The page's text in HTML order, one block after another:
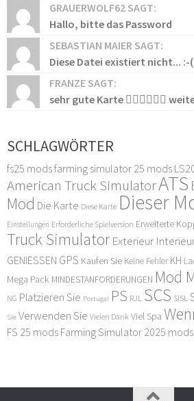
GRAUERWOLF62 SAGT:
Hallo, bitte das Password
SEBASTIAN MAIER SAGT:
Diese Datei existiert nicht... :-(
FRANZE SAGT:
sehr gute Karte 👍🏻👍🏻👍🏻
SCHLAGWÖRTER
fs25 modsfarming simulator 25 mods
American Truck SimulatorATS
Mod Die Karte Diese Karte Dieser
Einstellungen Erforderliche Spielversion Erweiterte
Truck Simulator Exterieur
GENIESSEN GPS Kaufen Sie Keine Fehler KH
Mega Pack MINDESTANFORDERUNGEN Mod
NG Platzieren Sie Portugal PS RJL SCS SISL
Sie Verwenden Sie Vielen Dank Viel Spa
FS 25 mods Farming Simulator 2025 mods